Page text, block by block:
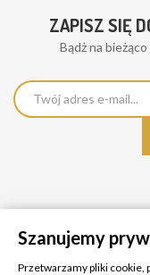
ZAPISZ SIĘ
Bądż na
Szanujemy
Przetwarzamy pliki